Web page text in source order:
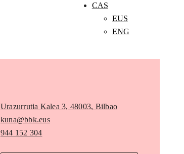
CAS
EUS
ENG
Urazurrutia Kalea 3, 48003, Bilbao
kuna@bbk.eus
944 152 304